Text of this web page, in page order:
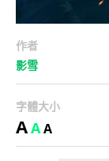
作者
影雪
字體大小
AAA